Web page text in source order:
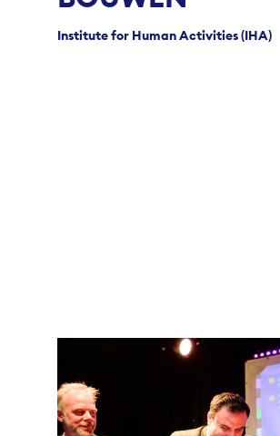
Institute for Human Activities (IHA)